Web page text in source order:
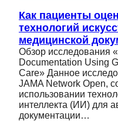
Как пациенты
технологий
медицинской
Обзор исследования
Documentation Using
Care» Данное
JAMA Network Open,
использовании
интеллекта (ИИ) для
документации…